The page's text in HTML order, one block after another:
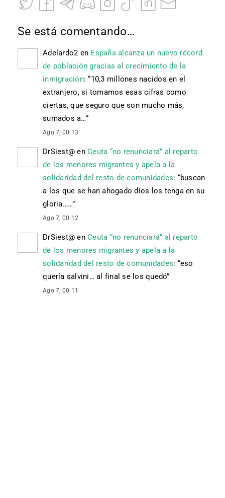
Se está comentando…
Adelardo2 en España alcanza un nuevo récord
de población gracias al crecimiento de la
inmigración: “10,3 millones nacidos en el
extranjero, si tomamos esas cifras como
ciertas, que seguro que son mucho más,
sumados a…”
Ago 7, 00:13
DrSiest@ en Ceuta “no renunciará” al reparto
de los menores migrantes y apela a la
solidaridad del resto de comunidades: “buscan
a los que se han ahogado dios los tenga en su
gloria……”
Ago 7, 00:12
DrSiest@ en Ceuta “no renunciará” al reparto
de los menores migrantes y apela a la
solidaridad del resto de comunidades: “eso
quería salvini… al final se los quedó”
Ago 7, 00:11